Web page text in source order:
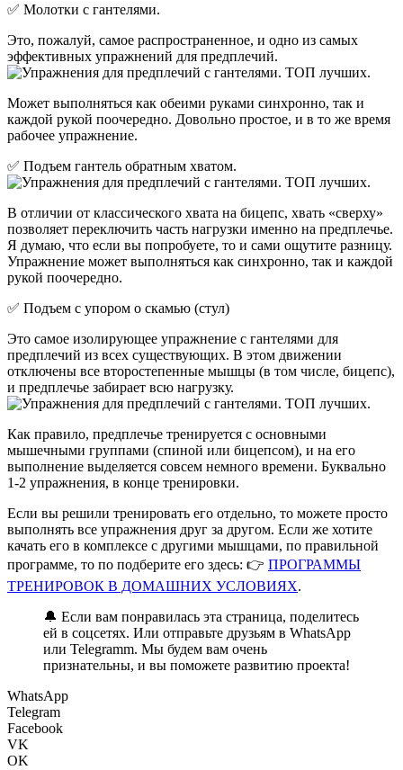
✅ Молотки с гантелями.
Это, пожалуй, самое распространенное, и одно из самых
эффективных упражнений для предплечий.
Может выполняться как обеими руками синхронно, так и
каждой рукой поочередно. Довольно простое, и в то же время
рабочее упражнение.
✅ Подъем гантель обратным хватом.
В отличии от классического хвата на бицепс, хвать «сверху»
позволяет переключить часть нагрузки именно на предплечье.
Я думаю, что если вы попробуете, то и сами ощутите разницу.
Упражнение может выполняться как синхронно, так и каждой
рукой поочередно.
✅ Подъем с упором о скамью (стул)
Это самое изолирующее упражнение с гантелями для
предплечий из всех существующих. В этом движении
отключены все второстепенные мышцы (в том числе, бицепс),
и предплечье забирает всю нагрузку.
Как правило, предплечье тренируется с основными
мышечными группами (спиной или бицепсом), и на его
выполнение выделяется совсем немного времени. Буквально
1-2 упражнения, в конце тренировки.
Если вы решили тренировать его отдельно, то можете просто
выполнять все упражнения друг за другом. Если же хотите
качать его в комплексе с другими мышцами, по правильной
программе, то по подберите его здесь: 👉 ПРОГРАММЫ
ТРЕНИРОВОК В ДОМАШНИХ УСЛОВИЯХ.
🔔 Если вам понравилась эта страница, поделитесь
ей в соцсетях. Или отправьте друзьям в WhatsApp
или Telegramm. Мы будем вам очень
признательны, и вы поможете развитию проекта!
WhatsApp
Telegram
Facebook
VK
OK